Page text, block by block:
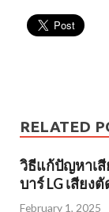
RELATED
วิธีแก้ปัญหาเสี
บาร์ LG เสียง
February 1, 2025